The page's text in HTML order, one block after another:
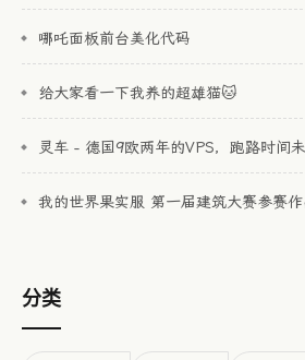
哪吒面板前台美化代码
给大家看一下我养的超雄猫🐱
灵车 - 德国9欧两年的VPS，跑路时间
我的世界果实服 第一届建筑大赛参赛
分类